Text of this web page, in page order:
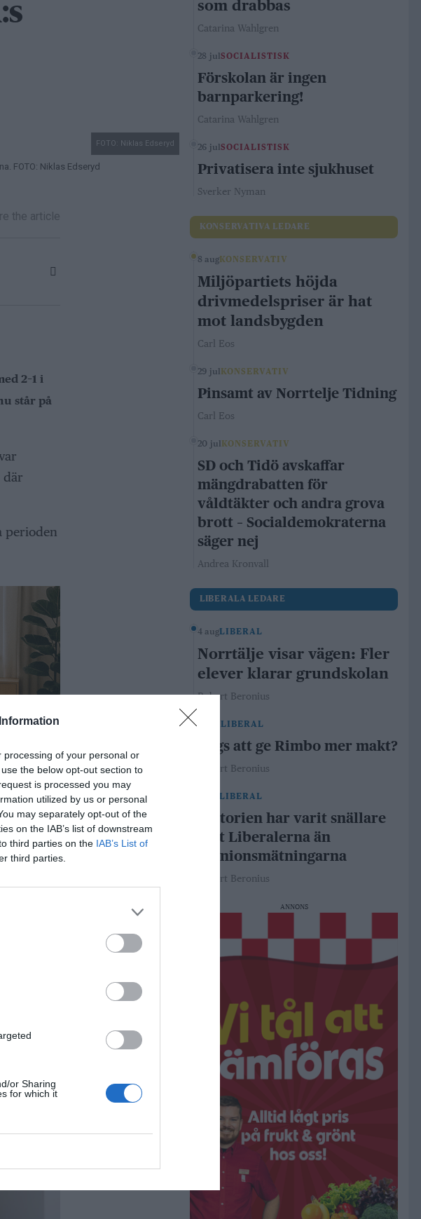
of your personal or
the below opt-out section to
is processed you may
utilized by us or personal
may separately opt-out of the
on the IAB’s list of downstream
third parties on the IAB’s List of
third parties.
or Sharing
for which it
FOTO: Niklas Edseryd
FOTO: Niklas Edseryd
the article
2–1 i
står på
där
perioden
tätt
som drabbas
Catarina Wahlgren
28 julSOCIALISTISK
Förskolan är ingen
barnparkering!
Catarina Wahlgren
26 julSOCIALISTISK
Privatisera inte sjukhuset
Sverker Nyman
KONSERVATIVA LEDARE
8 aug KONSERVATIV
Miljöpartiets höjda
drivmedelspriser är hat
mot landsbygden
Carl Eos
29 jul KONSERVATIV
Pinsamt av Norrtelje Tidning
Carl Eos
20 jul KONSERVATIV
SD och Tidö avskaffar
mängdrabatten för
våldtäkter och andra grova
brott – Socialdemokraterna
säger nej
Andrea Kronvall
LIBERALA LEDARE
4 augLIBERAL
Norrtälje visar vägen: Fler
elever klarar grundskolan
Robert Beronius
29 julLIBERAL
Dags att ge Rimbo mer makt?
Robert Beronius
LIBERAL
Historien har varit snällare
mot Liberalerna än
opinionsmätningarna
Robert Beronius
ANNONS